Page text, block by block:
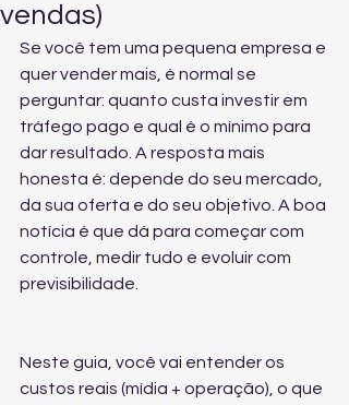
vendas)
Se você tem uma pequena empresa e
quer vender mais, é normal se
perguntar: quanto custa investir em
tráfego pago e qual é o mínimo para
dar resultado. A resposta mais
honesta é: depende do seu mercado,
da sua oferta e do seu objetivo. A boa
notícia é que dá para começar com
controle, medir tudo e evoluir com
previsibilidade.
Neste guia, você vai entender os
custos reais (mídia + operação), o que